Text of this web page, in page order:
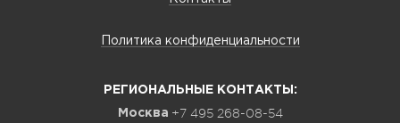
Политика конфиденциальности
РЕГИОНАЛЬНЫЕ КОНТАКТЫ:
Москва +7 495 268-08-54